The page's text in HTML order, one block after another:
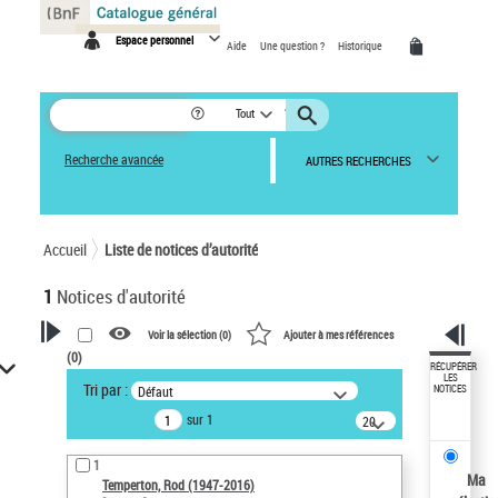
Espace personnel Aide Une question ? Historique
Tout
Recherche avancée AUTRES RECHERCHES
Accueil Liste de notices d’autorité
1 Notices d'autorité
VOTRE RECHERCHE
Recherche avancée dans les
notices d’autorité
Œuvres liées à l'auteur :
Temperton, Rod (1947-2016)
Voir la sélection (0) Ajouter à mes références
(0)
Tri par : Défaut
sur 1
20
résultats/page
1
Temperton, Rod (1947-2016)
RÉCUPÉRER
LES
NOTICES
Ma
Panneau de gestion des cookies